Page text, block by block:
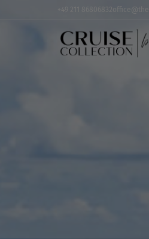
+49 211 86806832